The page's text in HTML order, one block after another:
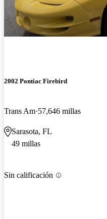
2002 Pontiac Firebird
Trans Am 57,646 millas
Sarasota, FL
49 millas
Sin calificación